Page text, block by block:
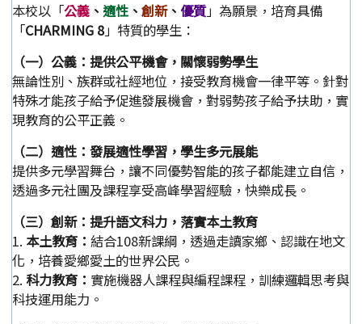
本校以「公義 、 適性 、 創新、 優質」為願景，培育具備
「CHARMING 8」特質的學生：
（一）公義：提供公平機會，關懷弱勢學生
無論性別、族群或社經地位，接受教育機會一律平等。針對
特殊才能孩子給予促進發展機會，對弱勢孩子給予扶助，實
現教育的公平正義。
（二）適性：發展適性學習，學生多元展能
提供多元學習舞台，讓不同優勢智能的孩子都能建立自信，
透過多元社團及課程享受高峰學習經驗，快樂成長。
（三）創新：提升語文科力，落實本土教育
1. 本土教育： 結合108新課綱，透過走讀家鄉、認識在地文
化，培養愛鄉愛土的世界公民。
2. 科力教育： 實施機器人課程與編程課程，訓練邏輯思考與
科技運用能力。